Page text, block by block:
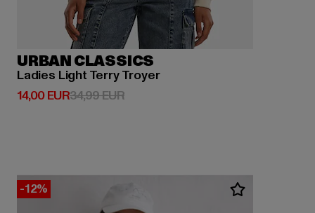
URBAN CLASSICS
Ladies Light Terry Troyer
14,00 EUR
Derzeitiger Preis: 14,00 EUR
34,99 EURAktionspreis: 34,99 EUR
-12%